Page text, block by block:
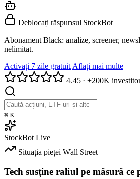
Deblocați răspunsul StockBot
Abonament Black: analize, screener,
nelimitat.
Activați 7 zile gratuit Aflați mai multe
4.45 · +200K
⌘ K
StockBot Live
Situația pieței Wall Street
Tech susține raliul pe măsură ce